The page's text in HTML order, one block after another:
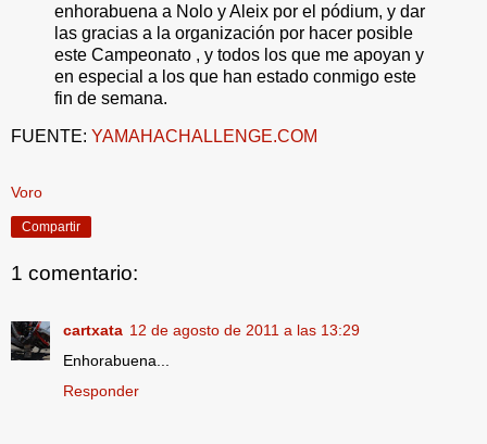
enhorabuena a Nolo y Aleix por el pódium, y dar
las gracias a la organización por hacer posible
este Campeonato , y todos los que me apoyan y
en especial a los que han estado conmigo este
fin de semana.
FUENTE: YAMAHACHALLENGE.COM
Voro
Compartir
1 comentario:
cartxata 12 de agosto de 2011 a las 13:29
Enhorabuena...
Responder